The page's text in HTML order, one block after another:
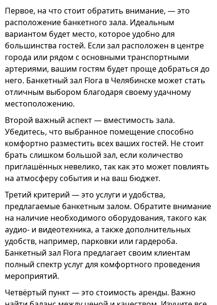
Первое, на что стоит обратить внимание, — это
расположение банкетного зала. Идеальным
вариантом будет место, которое удобно для
большинства гостей. Если зал расположен в центре
города или рядом с основными транспортными
артериями, вашим гостям будет проще добраться до
него. Банкетный зал Flora в Челябинске может стать
отличным выбором благодаря своему удачному
местоположению.
Второй важный аспект — вместимость зала.
Убедитесь, что выбранное помещение способно
комфортно разместить всех ваших гостей. Не стоит
брать слишком большой зал, если количество
приглашённых невелико, так как это может повлиять
на атмосферу события и на ваш бюджет.
Третий критерий — это услуги и удобства,
предлагаемые банкетным залом. Обратите внимание
на наличие необходимого оборудования, такого как
аудио- и видеотехника, а также дополнительных
удобств, например, парковки или гардероба.
Банкетный зал Flora предлагает своим клиентам
полный спектр услуг для комфортного проведения
мероприятий.
Четвёртый пункт — это стоимость аренды. Важно